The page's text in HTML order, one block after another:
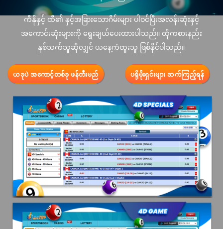
ကီနိုနှင့် ထီ၏ နှင့်အခြားသောဂိမ်းများ ပါဝင်ပြီးအလန်းဆုံးနှင့်
အကောင်းဆုံးများကို ရွေးချယ်ပေးထားပါသည်။ ထိုကစားနည်း
နှစ်သက်သူဆိုလျှင် ယနေ့ကံထူးသူ ဖြစ်နိုင်ပါသည်။
ယခုပဲ အကောင့်တစ်ခု ဖန်တီးမည် ပရိုမိုးရှင်းများ ဆက်ကြည့်ရန်